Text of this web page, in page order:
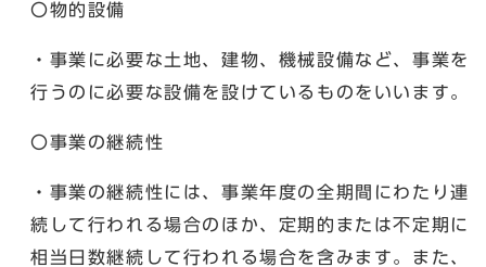
〇物的設備
・事業に必要な土地、建物、機械設備など、事業を
行うのに必要な設備を設けているものをいいます。
〇事業の継続性
・事業の継続性には、事業年度の全期間にわたり連
続して行われる場合のほか、定期的または不定期に
相当日数継続して行われる場合を含みます。また、